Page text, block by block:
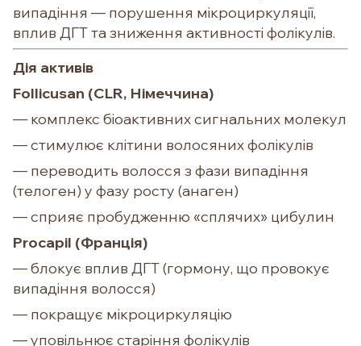
випадіння — порушення мікроциркуляції,
вплив ДГТ та зниження активності фолікулів.
Дія активів
Follicusan (CLR, Німеччина)
— комплекс біоактивних сигнальних молекул
— стимулює клітини волосяних фолікулів
— переводить волосся з фази випадіння
(телоген) у фазу росту (анаген)
— сприяє пробудженню «сплячих» цибулин
Procapil (Франція)
— блокує вплив ДГТ (гормону, що провокує
випадіння волосся)
— покращує мікроциркуляцію
— уповільнює старіння фолікулів